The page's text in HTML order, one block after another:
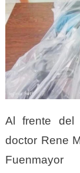
Al frente del
doctor Rene